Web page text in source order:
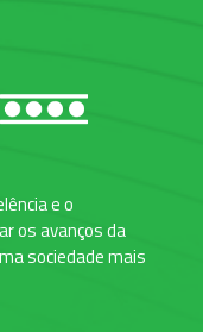
e o
os avanços da
sociedade mais